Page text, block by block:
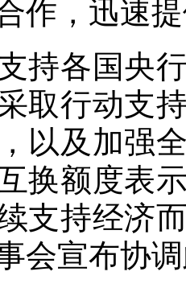
作，迅速
各国央行
取行动支
以及加强
换额度表
支持经济
会宣布协